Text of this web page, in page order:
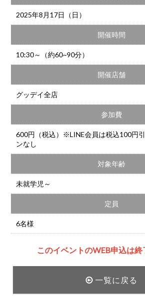
2025年8月17日（日）
開催時間
10:30～（約60~90分）
開催店舗
グッデイ全店
参加費
600円（税込）※LINE会員は税込100円
ンなし
対象年齢
未就学児～
定員
6名様
このイベントのWEB申込は終
一覧に戻る